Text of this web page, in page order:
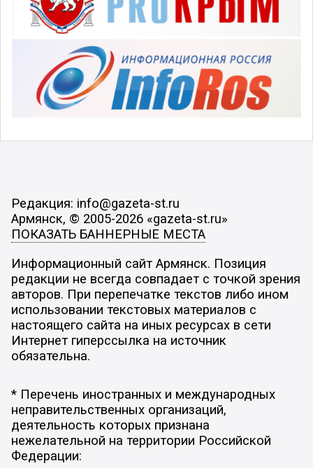
Редакция: info@gazeta-st.ru
Армянск, © 2005-2026 «gazeta-st.ru»
ПОКАЗАТЬ БАННЕРНЫЕ МЕСТА
Информационный сайт Армянск. Позиция
редакции не всегда совпадает с точкой зрения
авторов. При перепечатке текстов либо ином
использовании текстовых материалов с
настоящего сайта на иных ресурсах в сети
Интернет гиперссылка на источник
обязательна.
* Перечень иностранных и международных
неправительственных организаций,
деятельность которых признана
нежелательной на территории Российской
Федерации: